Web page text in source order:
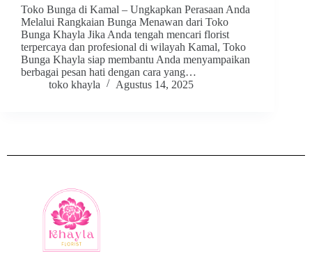
Toko Bunga di Kamal – Ungkapkan Perasaan Anda
Melalui Rangkaian Bunga Menawan dari Toko
Bunga Khayla Jika Anda tengah mencari florist
terpercaya dan profesional di wilayah Kamal, Toko
Bunga Khayla siap membantu Anda menyampaikan
berbagai pesan hati dengan cara yang…
toko khayla
Agustus 14, 2025